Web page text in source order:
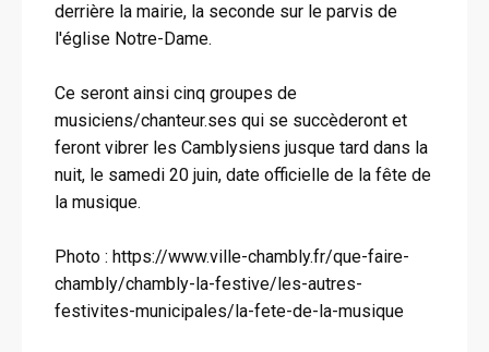
derrière la mairie, la seconde sur le parvis de
l'église Notre-Dame.
Ce seront ainsi cinq groupes de
musiciens/chanteur.ses qui se succèderont et
feront vibrer les Camblysiens jusque tard dans la
nuit, le samedi 20 juin, date officielle de la fête de
la musique.
Photo : https://www.ville-chambly.fr/que-faire-
chambly/chambly-la-festive/les-autres-
festivites-municipales/la-fete-de-la-musique